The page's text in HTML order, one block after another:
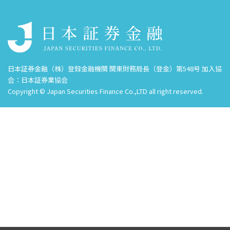
日本証券金融（株）登録金融機関 関東財務局長（登金）第548号 加入協
会：日本証券業協会
Copyright © Japan Securities Finance Co.,LTD all right reserved.